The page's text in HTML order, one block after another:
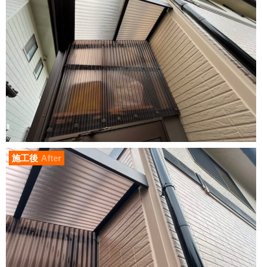
施工後 After